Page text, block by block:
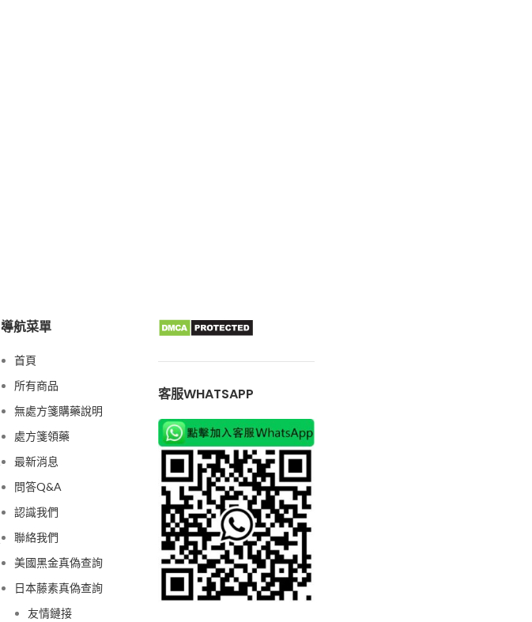
導航菜單
首頁
所有商品
無處方箋購藥說明
處方箋領藥
最新消息
問答Q&A
認識我們
聯絡我們
美國黑金真偽查詢
日本藤素真偽查詢
友情鏈接
客服WHATSAPP